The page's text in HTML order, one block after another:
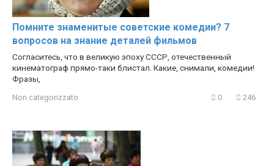
Помните знаменитые советские комедии? 7
вопросов на знание деталей фильмов
Согласитесь, что в великую эпоху СССР, отечественный
кинематограф прямо-таки блистал. Какие, снимали, комедии!
Фразы,
Non categorizzato 0 246